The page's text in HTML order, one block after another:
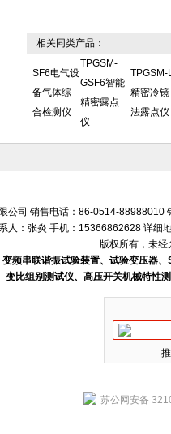
相关同类产品：
SF6电气设
备气体综
合检测仪
TPGSM-
GSF6智能
精密露点
仪
TPGSM-
精密冷镜
法露点仪
公司 销售电话：86-0514-88988010
人：张炎 手机：15366862628 详细
版权所有，未
频串联谐振试验装置、试验变压器
变比组别测试仪、高压开关机械特性
苏公网安备